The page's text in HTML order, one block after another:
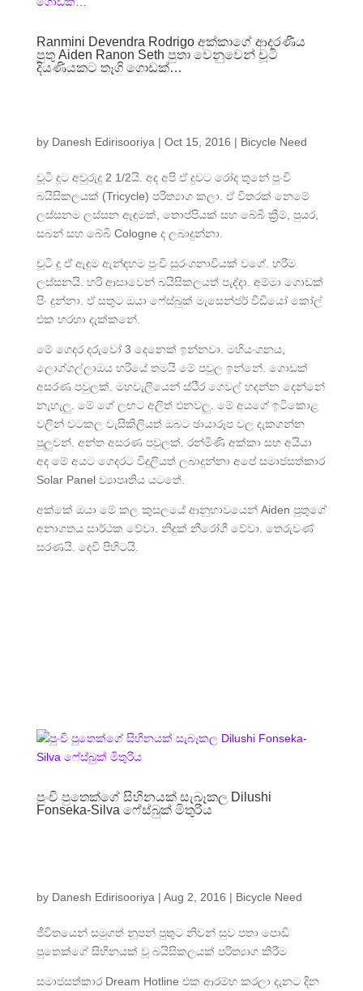
Ranmini Devendra Rodrigo අක්කාගේ ආදරණීය
පුතු Aiden Ranon Seth පුතා වෙනුවෙන් චූටි
දියණියකට තෑගි ගොඩක්…
by Danesh Edirisooriya | Oct 15, 2016 | Bicycle Need
චූටි දූට අවුරුදු 2 1/2යි. අද අපි ඒ දුවට රෝද තුනේ පුංචි
බයිසිකලයක් (Tricycle) පරිත්‍යාග කලා. ඒ විතරක් නෙමේ
ලස්සනම ලස්සන ඇඳුමක්, තොප්පියක් සහ බේබි ක්‍රීම්, පුයර,
සබන් සහ බේබි Cologne ද ලබාදුන්නා.
චූටි දූ ඒ ඇඳුම ඇන්ඳහම පුංචි සුරංගනාවියක් වගේ. හරිම
ලස්සනයි. හරි ආසාවෙන් බයිසිකලයත් පැද්දා. අම්මා ගොඩක්
පිං දුන්නා. ඒ සතුට ඔයා ෆේස්බුක් මැසෙන්ජර් වීඩියෝ කෝල්
එක හරහා දැක්කනේ.
මේ ගෙදර දරුවෝ 3 දෙනෙක් ඉන්නවා. මහියංගනය,
ලොග්ගල්ලාඔය හරියේ තමයි මේ පවුල ඉන්නේ. ගොඩක්
අසරණ පවුලක්. මහවැලියෙන් ස්ථීර ගෙවල් හදන්න දෙන්නේ
නැහැලු. මේ ගේ ලඟට අලිත් එනවලු. මේ අයගේ ඉටිකොළ
වලින් වටකල වැසිකිලියත් ඔබට ඡායාරූප වල දැකගන්න
පුලුවන්. අන්ත අසරණ පවුලක්. රන්මිණි අක්කා සහ අයියා
අද මේ අයට ගෙදරට විදුලියත් ලබාදුන්නා අපේ සමාජසත්කාර
Solar Panel ව්‍යාපෘතිය යටතේ.
අක්කේ ඔයා මේ කල කුසලයේ ආනුභාවයෙන් Aiden පුතුගේ
අනාගතය සාර්ථක වේවා. නිදුක් නීරෝගී වේවා. තෙරුවණ්
සරණයි. දෙවි පිහිටයි.
පුංචි පුතෙක්ගේ සිහිනයක් සැබෑකල Dilushi
Fonseka-Silva ෆේස්බුක් මිතුරිය
by Danesh Edirisooriya | Aug 2, 2016 | Bicycle Need
ජීවිතයෙන් සමුගත් නූපන් පුතුට නිවන් සුව පතා පොඩි
පුතෙක්ගේ සිහිනයක් වූ බයිසිකලයක් පරිත්‍යාග කිරීම
සමාජසත්කාර Dream Hotline එක ආරම්භ කරලා දැනට දින